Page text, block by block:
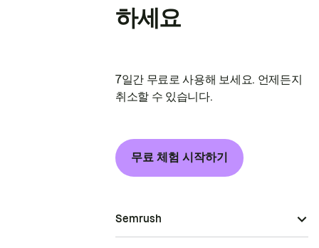
하세요
7일간 무료로 사용해 보세요. 언제든지
취소할 수 있습니다.
무료 체험 시작하기
Semrush